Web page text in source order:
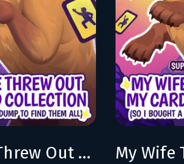
My Wife Threw Out My Card Collection (So I Bought a Dump to Find Them All)